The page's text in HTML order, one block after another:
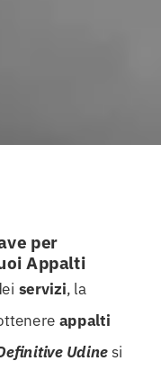
per
Appalti
servizi, la
appalti
Udinesi